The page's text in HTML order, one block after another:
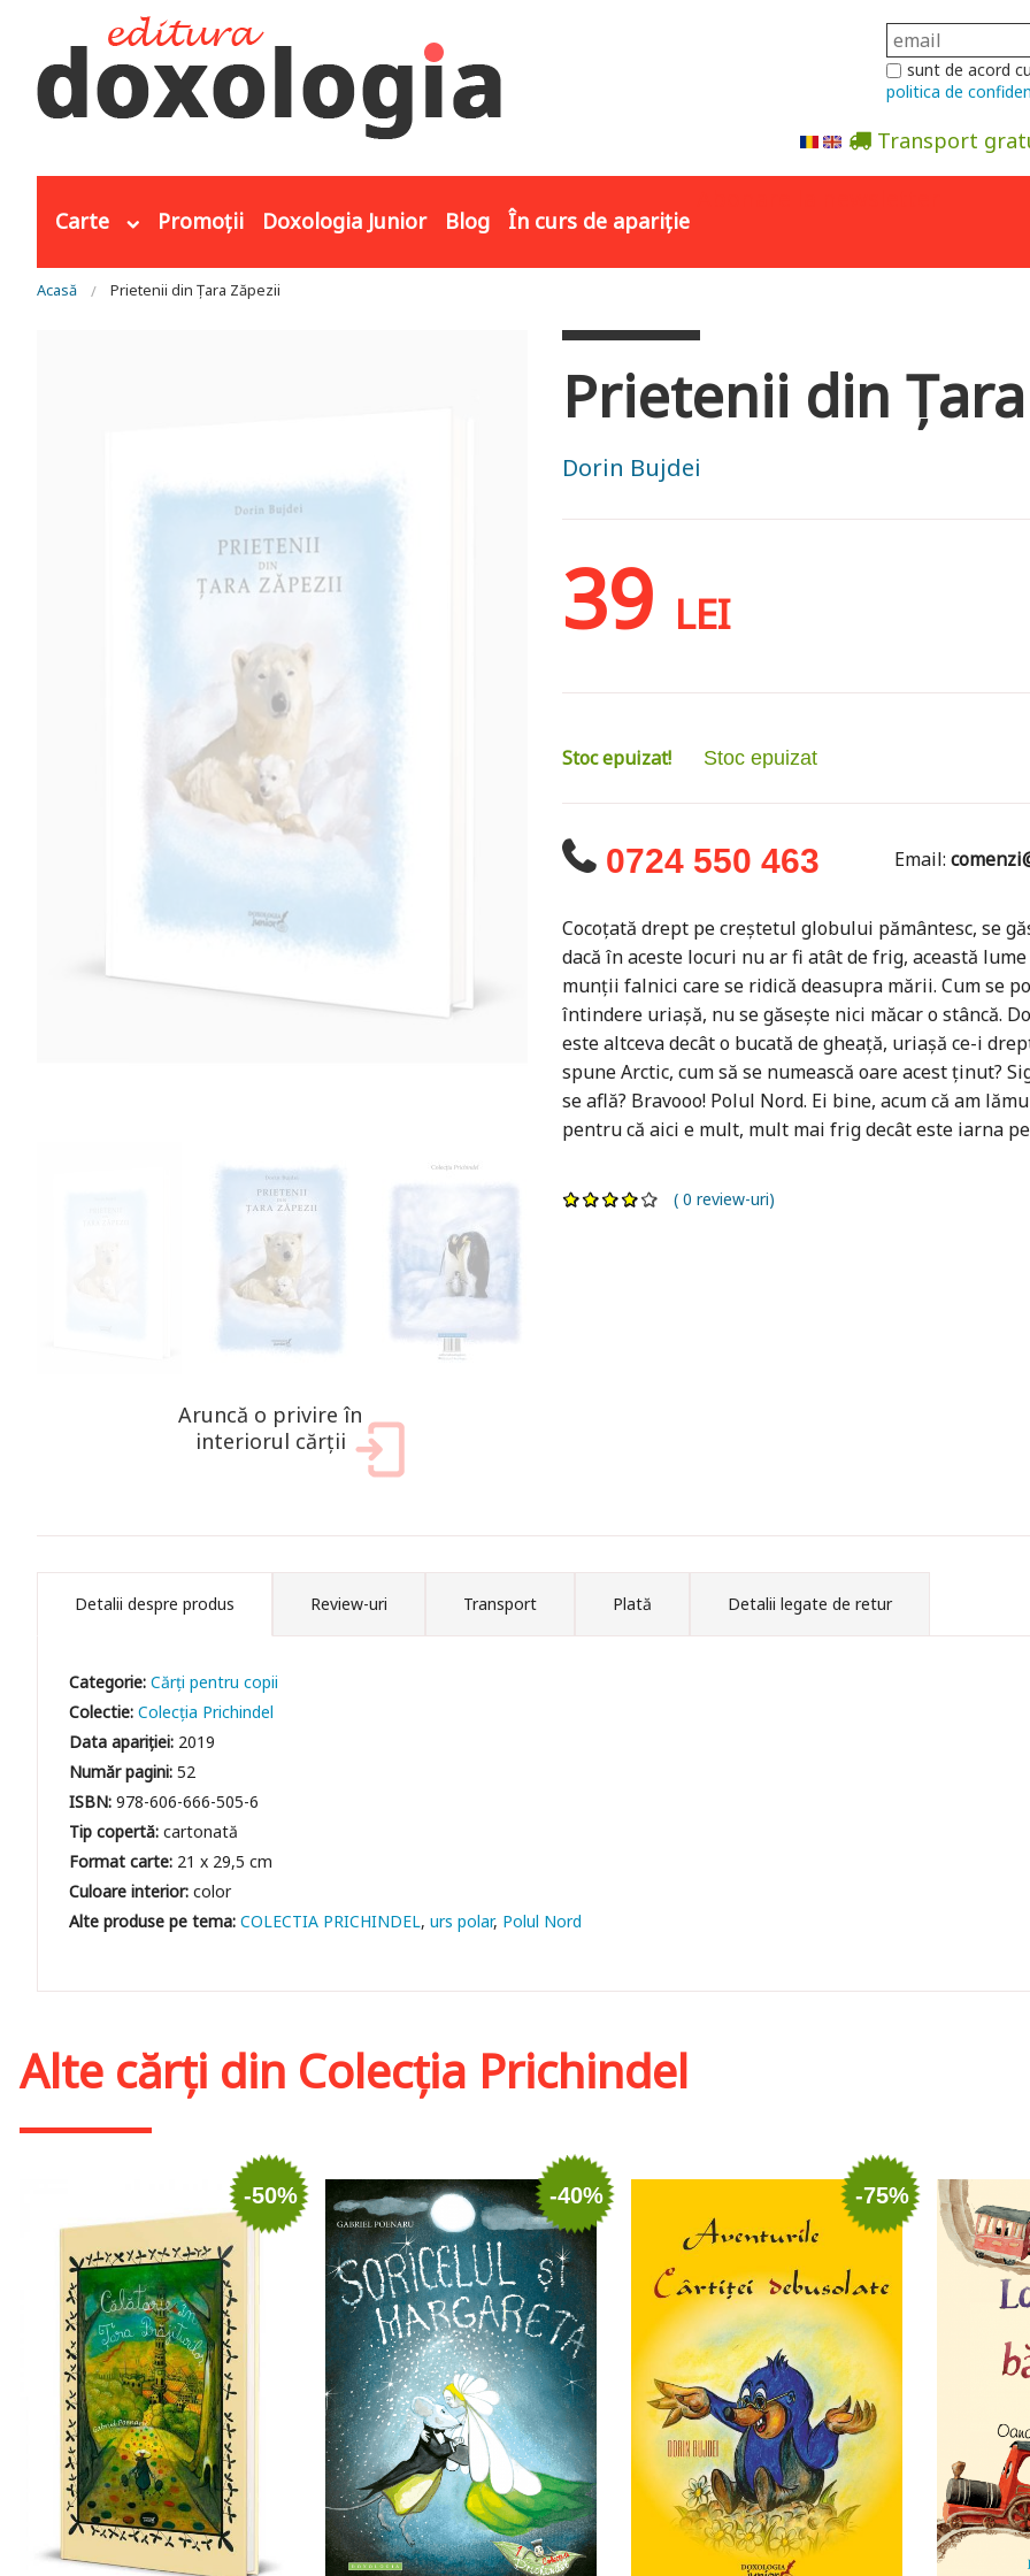
sunt de acord
politica de
Transport
Carte Promoții Doxologia Junior Blog În curs de apariție
Eşti aici
Acasă Prietenii din Țara Zăpezii
Aruncă o privire în
interiorul cărții
Prietenii din
Dorin Bujdei
39 LEI
Stoc epuizat! Stoc epuizat
0724 550 463 Email:
Cocoțată drept pe creștetul globului pământesc, se
dacă în aceste locuri nu ar fi atât de frig, această
munții falnici care se ridică deasupra mării. Cum se
întindere uriașă, nu se găsește nici măcar o stâncă.
este altceva decât o bucată de gheață, uriașă ce-i
spune Arctic, cum să se numească oare acest ținut?
se află? Bravooo! Polul Nord. Ei bine, acum că am
pentru că aici e mult, mult mai frig decât este iarna
( 0 review-uri)
Detalii despre produs Review-uri Transport Plată Detalii legate de retur
Categorie:Cărți pentru copii
Colectie:Colecția Prichindel
Data apariției: 2019
Număr pagini:52
ISBN:978-606-666-505-6
Tip copertă:cartonată
Format carte: 21 x 29,5 cm
Culoare interior:color
COLECTIA PRICHINDEL urs polar Polul Nord
Alte cărți din Colecția Prichindel
-50% -40% -75%